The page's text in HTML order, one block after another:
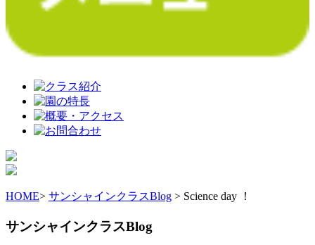
HOME> サンシャインクラスBlog > Science day ！
サンシャインクラスBlog